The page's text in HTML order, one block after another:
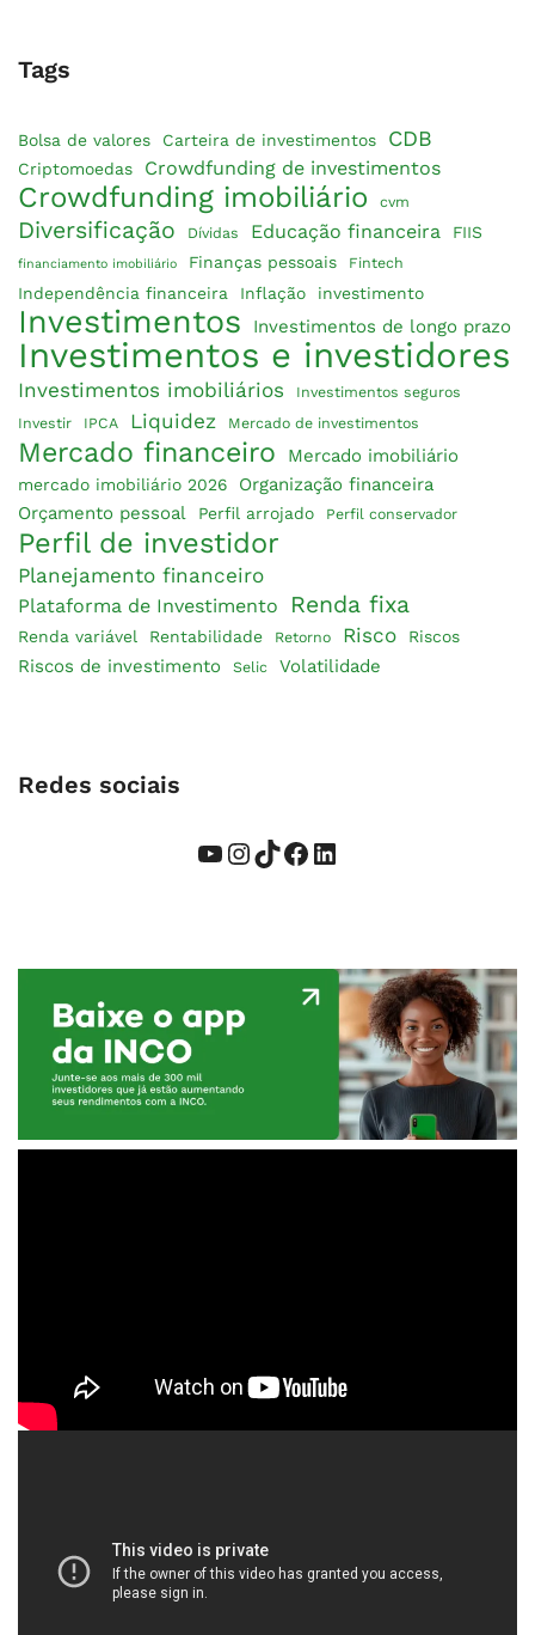
Tags
Bolsa de valores Carteira de investimentos CDB
Criptomoedas Crowdfunding de investimentos
Crowdfunding imobiliário cvm
Diversificação Dívidas Educação financeira FIIS
financiamento imobiliário Finanças pessoais Fintech
Independência financeira Inflação investimento
Investimentos Investimentos de longo prazo
Investimentos e investidores
Investimentos imobiliários
Investimentos seguros
Investir
IPCA Liquidez Mercado de investimentos
Mercado financeiro Mercado imobiliário
mercado imobiliário 2026
Organização financeira
Orçamento pessoal
Perfil arrojado Perfil conservador
Perfil de investidor
Planejamento financeiro
Plataforma de Investimento Renda fixa
Renda variável Rentabilidade Retorno Risco Riscos
Riscos de investimento Selic Volatilidade
Redes sociais